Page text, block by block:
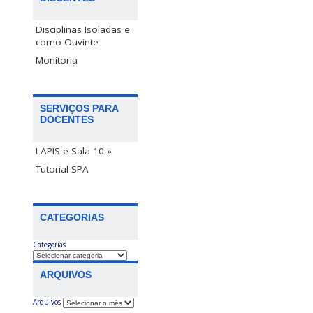
Disciplinas Isoladas e
como Ouvinte
Monitoria
SERVIÇOS PARA
DOCENTES
LAPIS e Sala 10 »
Tutorial SPA
CATEGORIAS
Categorias
ARQUIVOS
Arquivos